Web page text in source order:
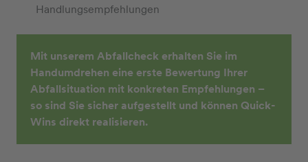
Handlungsempfehlungen
Mit unserem Abfallcheck erhalten Sie im
Handumdrehen eine erste Bewertung Ihrer
Abfallsituation mit konkreten Empfehlungen –
so sind Sie sicher aufgestellt und können Quick-
Wins direkt realisieren.